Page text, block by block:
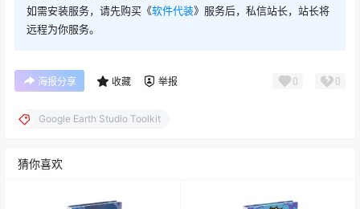
如需安装服务，请先购买《软件代装》服务后，私信站长，站长将
远程为你服务。
海报分享 收藏 举报 0 0
Google Earth Studio Toolkit
猜你喜欢